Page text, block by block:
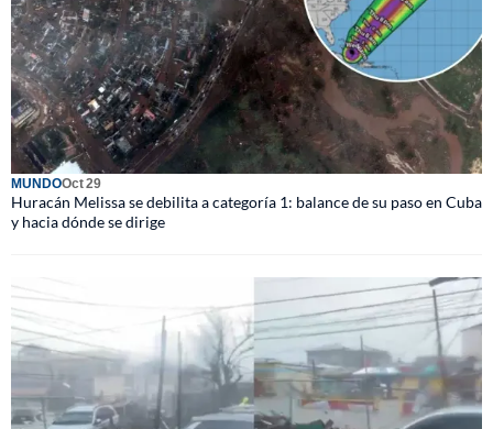
MUNDOOct 29
Huracán Melissa se debilita a categoría 1: balance de su paso en Cuba
y hacia dónde se dirige